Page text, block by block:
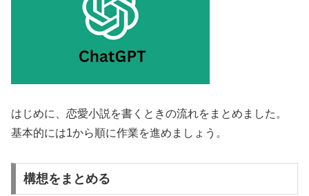
はじめに、恋愛小説を書くときの流れをまとめました。
基本的には1から順に作業を進めましょう。
構想をまとめる